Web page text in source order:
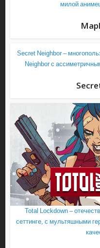
милой
Secret Neighbor –
Neighbor с
Total Lockdown –
сеттинге, с мультяшными